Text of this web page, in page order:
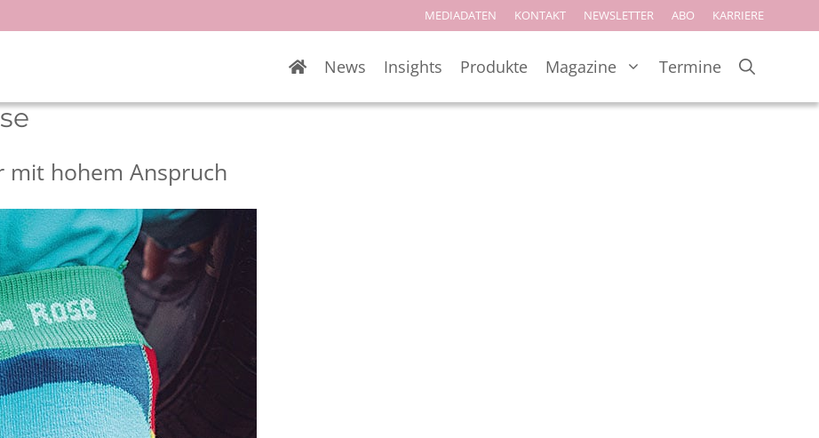
MEDIADATEN KONTAKT NEWSLETTER ABO KARRIERE
News Insights Produkte Magazine Termine
mit hohem Anspruch